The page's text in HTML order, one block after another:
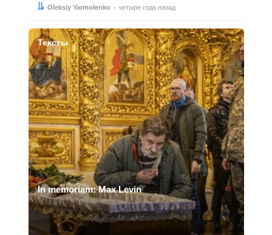
Автор:
Oleksiy Yarmolenko
Дата: четыре года назад
Тексты
In memoriam: Max Levin